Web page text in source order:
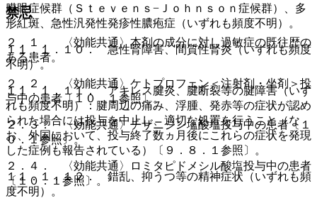
禁忌
２．１． 〈効能共通〉本剤の成分に対し過敏症の既往歴の
ある患者。
２．２． 〈効能共通〉ケトプロフェン＜注射剤・坐剤＞投
与中の患者〔１０．１参照〕。
２．３． 〈効能共通〉チザニジン塩酸塩投与中の患者〔１
０．１参照〕。
２．４． 〈効能共通〉ロミタピドメシル酸塩投与中の患者
〔１０．１参照〕。
膜眼症候群（Ｓｔｅｖｅｎｓ−Ｊｏｈｎｓｏｎ症候群）、多
形紅斑、急性汎発性発疹性膿疱症（いずれも頻度不明）。
１１．１．１０． 急性腎障害、間質性腎炎（いずれも頻度
不明）。
１１．１．１１． アキレス腱炎、腱断裂等の腱障害（いず
れも頻度不明）：腱周辺の痛み、浮腫、発赤等の症状が認め
られた場合には投与を中止し、適切な処置を行うこと（な
お、外国において、投与終了数ヵ月後にこれらの症状を発現
した症例も報告されている）〔９．８．１参照〕。
１１．１．１２． 錯乱、抑うつ等の精神症状（いずれも頻
度不明）。